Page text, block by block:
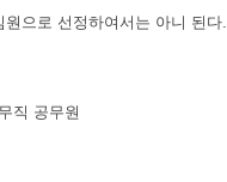
으로 선정하여서는 아니 된다.
직 공무원